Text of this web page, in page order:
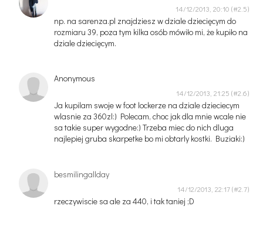
14/12/2013, 20:10
np. na sarenza.pl znajdziesz w dziale dziecięcym do
rozmiaru 39, poza tym kilka osób mówiło mi, że kupiło na
dziale dziecięcym.
Anonymous
14/12/2013, 21:25
Ja kupilam swoje w foot lockerze na dziale dzieciecym
wlasnie za 360zl:) Polecam, choc jak dla mnie wcale nie
sa takie super wygodne:) Trzeba miec do nich dluga
najlepiej gruba skarpetke bo mi obtarly kostki. Buziaki:)
besmilingallday
14/12/2013, 22:17
rzeczywiscie sa ale za 440, i tak taniej ;D